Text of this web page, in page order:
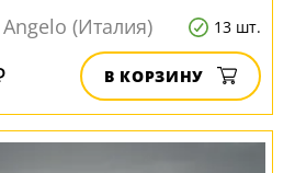
(Италия)
13 шт.
В КОРЗИНУ